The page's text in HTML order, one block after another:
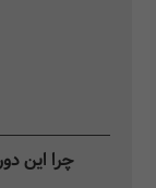
چرا این